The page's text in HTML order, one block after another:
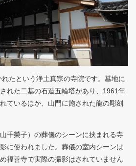
たという浄土真宗の寺院です。墓地に
れた二基の石造五輪塔があり、1961年
ているほか、山門に施された龍の彫刻
千榮子）の葬儀のシーンに挟まれる寺
に使われました。葬儀の室内シーンは
福善寺で実際の撮影はされていません